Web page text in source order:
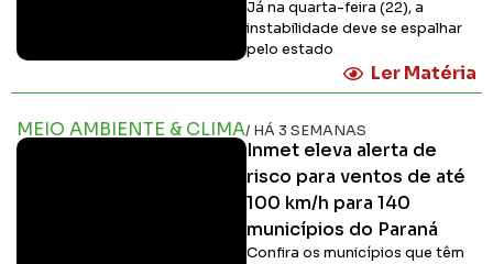
Já na quarta-feira (22), a
instabilidade deve se espalhar
pelo estado
Ler Matéria
MEIO AMBIENTE & CLIMA/ HÁ 3 SEMANAS
Inmet eleva alerta de
risco para ventos de até
100 km/h para 140
municípios do Paraná
Confira os municípios que têm